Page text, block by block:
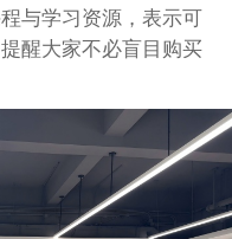
与学习资源，表示可
醒大家不必盲目购买